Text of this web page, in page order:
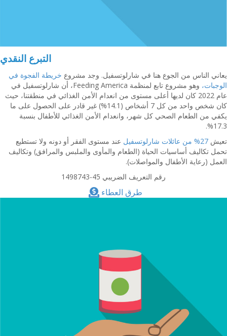
التبرع النقدي
يعاني الناس من الجوع هنا في شارلوتسفيل. وجد مشروع خريطة الفجوة في
الوجبات،
وهو مشروع تابع لمنظمة Feeding America، أن شارلوتسفيل في
عام 2022 كان لديها أعلى مستوى من انعدام الأمن الغذائي في منطقتنا، حيث
كان شخص واحد من كل 7 أشخاص (14.1%) غير قادر على الحصول على ما
يكفي من الطعام الصحي كل شهر، وانعدام الأمن الغذائي للأطفال بنسبة
17.3%.
تعيش 27% من عائلات شارلوتسفيل
عند مستوى الفقر أو دونه ولا تستطيع
تحمل تكاليف أساسيات الحياة (الطعام والمأوى والملبس والمرافق) وتكاليف
العمل (رعاية الأطفال والمواصلات).
رقم التعريف الضريبي 45-1498743
طرق العطاء